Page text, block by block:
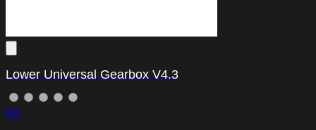
Lower Universal Gearbox V4.3
(0)